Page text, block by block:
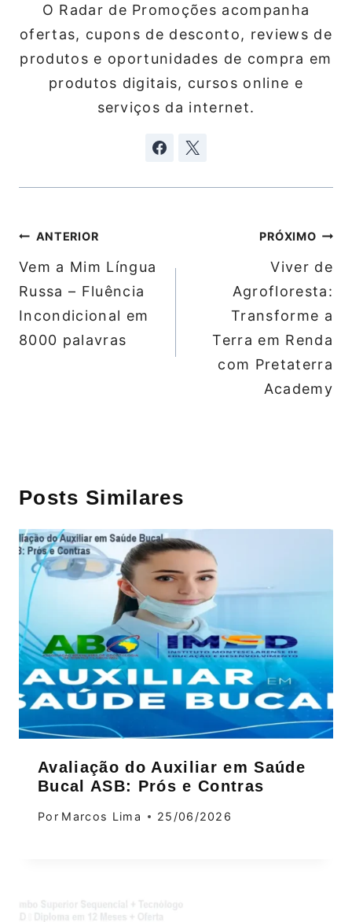
O Radar de Promoções acompanha
ofertas, cupons de desconto, reviews de
produtos e oportunidades de compra em
produtos digitais, cursos online e
serviços da internet.
Navegação
de
Post
ANTERIOR
Vem a Mim Língua
Russa – Fluência
Incondicional em
8000 palavras
PRÓXIMO
Viver de
Agrofloresta:
Transforme a
Terra em Renda
com Pretaterra
Academy
Posts Similares
Avaliação do Auxiliar em Saúde
Bucal ASB: Prós e Contras
Por Marcos Lima 25/06/2026